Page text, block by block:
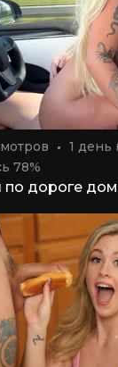
1 день
78%
по дороге